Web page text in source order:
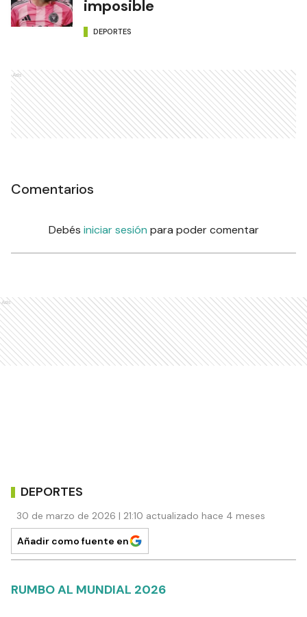
imposible
DEPORTES
Ads
Comentarios
Debés iniciar sesión para poder comentar
Ads
DEPORTES
30 de marzo de 2026 | 21:10 actualizado hace 4 meses
Añadir como fuente en
RUMBO AL MUNDIAL 2026